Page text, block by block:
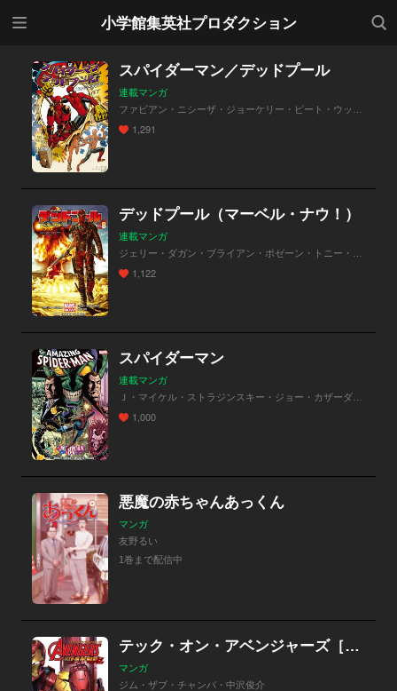
小学館集英社プロダクション
検索
スパイダーマン／デッドプール
連載マンガ
1,291
デッドプール（マーベル・ナウ！）
連載マンガ
1,122
スパイダーマン
連載マンガ
1,000
悪魔の赤ちゃんあっくん
マンガ
友野るい
1巻まで配信中
テック・オン・アベンジャーズ［分冊版］
マンガ
ジム・ザブ・チャンバ・中沢俊介